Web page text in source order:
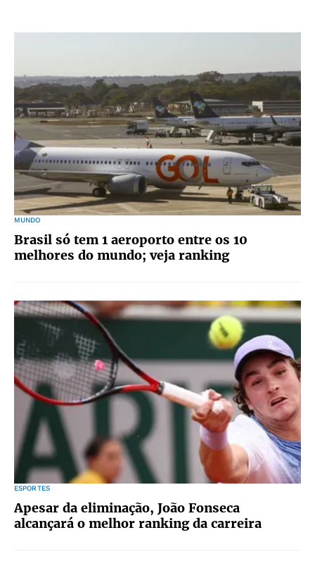
MUNDO
Brasil só tem 1 aeroporto entre os 10
melhores do mundo; veja ranking
ESPORTES
Apesar da eliminação, João Fonseca
alcançará o melhor ranking da carreira